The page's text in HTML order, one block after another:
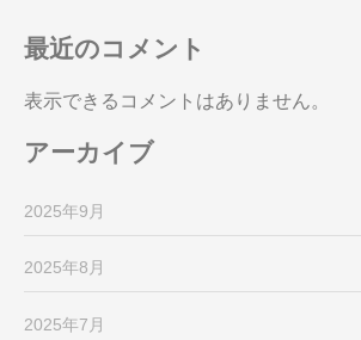
最近のコメント
表示できるコメントはありません。
アーカイブ
2025年9月
2025年8月
2025年7月